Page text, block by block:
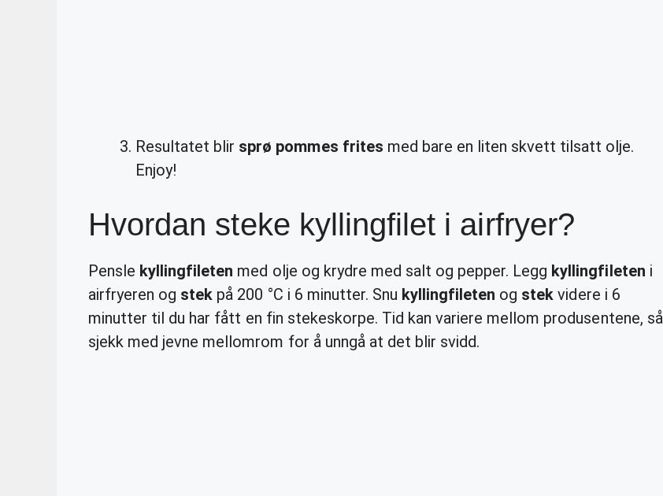
Resultatet blir sprø pommes frites med bare en liten skvett tilsatt olje.
Enjoy!
Hvordan steke kyllingfilet i airfryer?
Pensle kyllingfileten med olje og krydre med salt og pepper. Legg kyllingfileten i
airfryeren og stek på 200 °C i 6 minutter. Snu kyllingfileten og stek videre i 6
minutter til du har fått en fin stekeskorpe. Tid kan variere mellom produsentene, så
sjekk med jevne mellomrom for å unngå at det blir svidd.